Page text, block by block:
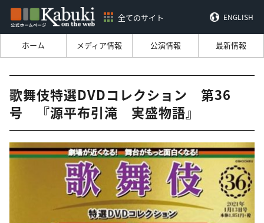
全てのサイト ENGLISH
ホーム メディア情報 公演情報 最新情報
歌舞伎特選DVDコレクション 第36
号 『源平布引滝 実盛物語』